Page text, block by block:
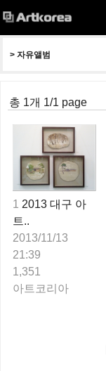
> 자유앨범
총 1개 1/1 page
1 2013 대구 아
트..
2013/11/13
21:39
1,351
아트코리아